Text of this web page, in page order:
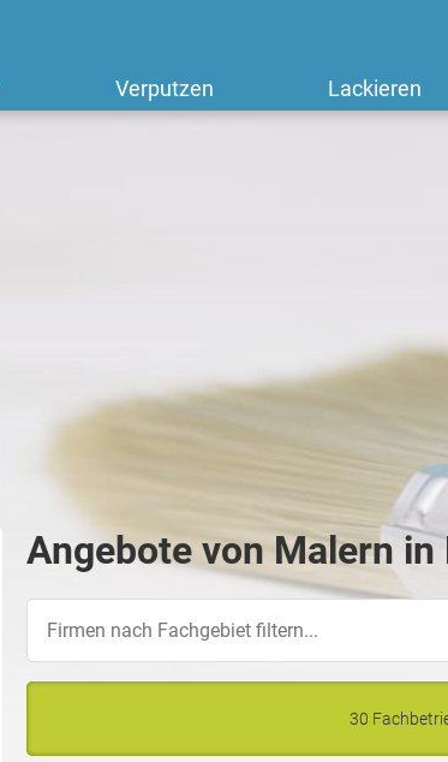
Verputzen Lackieren
Angebote von Malern in
30